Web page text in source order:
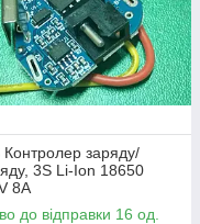
Контролер заряду/
3S Li-Ion 18650
8A
до відправки 16 од.